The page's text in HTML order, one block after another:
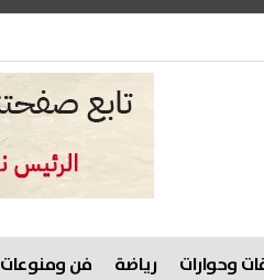
وحوارات رياضة فن ومنوعات